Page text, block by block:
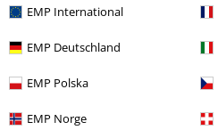
EMP International
EMP Deutschland
EMP Polska
EMP Norge